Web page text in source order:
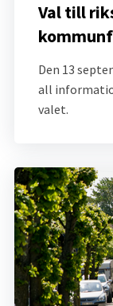
Val till
Den 13
all
valet.